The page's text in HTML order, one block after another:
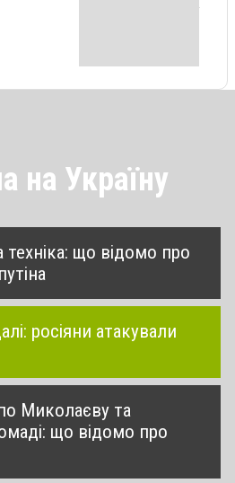
на Україну
техніка: що відомо про
росіяни атакували
Миколаєву та
що відомо про